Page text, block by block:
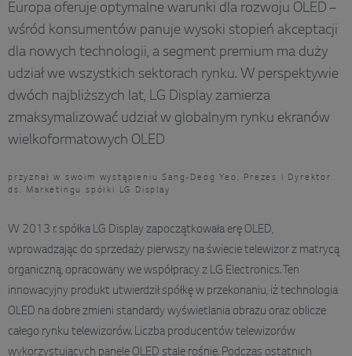
Europa oferuje optymalne warunki dla rozwoju OLED –
wśród konsumentów panuje wysoki stopień akceptacji
dla nowych technologii, a segment premium ma duży
udział we wszystkich sektorach rynku. W perspektywie
dwóch najbliższych lat, LG Display zamierza
zmaksymalizować udział w globalnym rynku ekranów
wielkoformatowych OLED
przyznał w swoim wystąpieniu Sang-Deog Yeo, Prezes i Dyrektor
ds. Marketingu spółki LG Display
W 2013 r. spółka LG Display zapoczątkowała erę OLED,
wprowadzając do sprzedaży pierwszy na świecie telewizor z matrycą
organiczną, opracowany we współpracy z LG Electronics. Ten
innowacyjny produkt utwierdził spółkę w przekonaniu, iż technologia
OLED na dobre zmieni standardy wyświetlania obrazu oraz oblicze
całego rynku telewizorów. Liczba producentów telewizorów
wykorzystujących panele OLED stale rośnie. Podczas ostatnich